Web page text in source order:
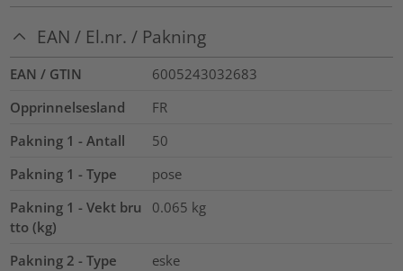
EAN / El.nr. / Pakning
EAN / GTIN
6005243032683
Opprinnelsesland
FR
Pakning 1 - Antall
50
Pakning 1 - Type
pose
Pakning 1 - Vekt bru
tto (kg)
0.065 kg
Pakning 2 - Type
eske